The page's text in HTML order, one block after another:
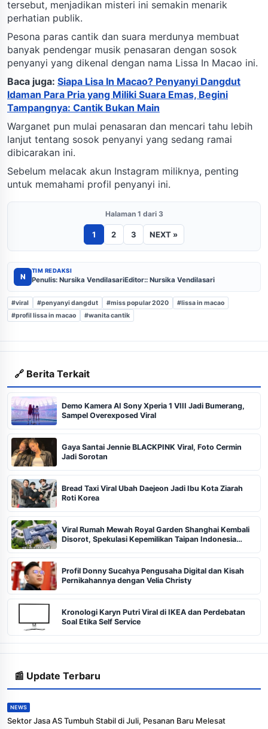
tersebut, menjadikan misteri ini semakin menarik
perhatian publik.
Pesona paras cantik dan suara merdunya membuat
banyak pendengar musik penasaran dengan sosok
penyanyi yang dikenal dengan nama Lissa In Macao ini.
Baca juga: Siapa Lisa In Macao? Penyanyi Dangdut
Idaman Para Pria yang Miliki Suara Emas, Begini
Tampangnya: Cantik Bukan Main
Warganet pun mulai penasaran dan mencari tahu lebih
lanjut tentang sosok penyanyi yang sedang ramai
dibicarakan ini.
Sebelum melacak akun Instagram miliknya, penting
untuk memahami profil penyanyi ini.
Halaman 1 dari 3
1 2 3 NEXT »
N
TIM REDAKSI
Penulis: Nursika VendilasariEditor:: Nursika Vendilasari
#viral #penyanyi dangdut #miss popular 2020
#lissa in macao
#profil lissa in macao
#wanita cantik
🔗 Berita Terkait
Demo Kamera AI Sony Xperia 1 VIII Jadi Bumerang,
Sampel Overexposed Viral
Gaya Santai Jennie BLACKPINK Viral, Foto Cermin
Jadi Sorotan
Bread Taxi Viral Ubah Daejeon Jadi Ibu Kota Ziarah
Roti Korea
Viral Rumah Mewah Royal Garden Shanghai Kembali
Disorot, Spekulasi Kepemilikan Taipan Indonesia
Profil Donny Sucahya Pengusaha Digital dan Kisah
Pernikahannya dengan Velia Christy
Kronologi Karyn Putri Viral di IKEA dan Perdebatan
Soal Etika Self Service
📰 Update Terbaru
NEWS
Sektor Jasa AS Tumbuh Stabil di Juli, Pesanan Baru Melesat